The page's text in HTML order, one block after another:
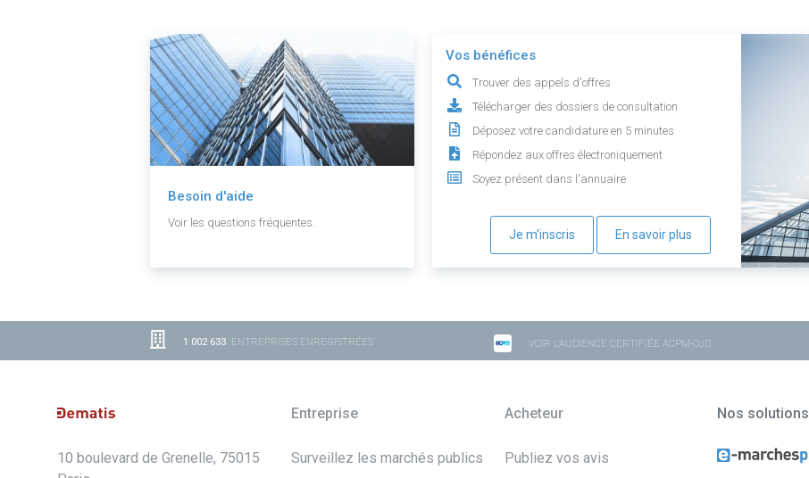
Besoin d'aide
Voir les questions fréquentes.
Vos bénéfices
Trouver des appels d'offres
Télécharger des dossiers de consultation
Déposez votre candidature en 5 minutes
Répondez aux offres électroniquement
Soyez présent dans l'annuaire
Je m'inscris En savoir plus
1 002 633 ENTREPRISES ENREGISTRÉES VOIR L'AUDIENCE CERTIFIÉE ACPM-OJD
10 boulevard de Grenelle, 75015
Entreprise
Surveillez les marchés publics
Acheteur
Publiez vos avis
Nos solutions